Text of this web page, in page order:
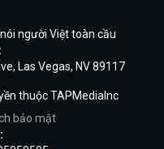
người Việt toàn cầu
Las Vegas, NV 89117
thuộc TAPMediaInc
bảo mật